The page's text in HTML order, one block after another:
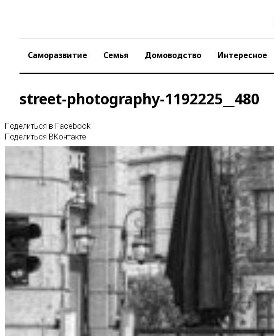
Саморазвитие Семья Домоводство Интересное
street-photography-1192225__480
Поделиться в Facebook
Поделиться ВКонтакте